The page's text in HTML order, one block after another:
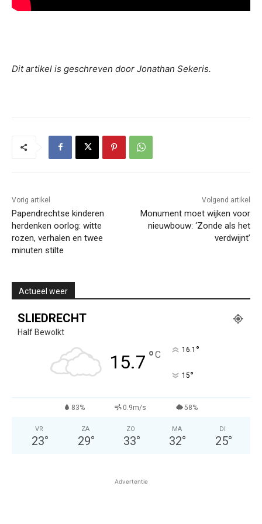
Dit artikel is geschreven door Jonathan Sekeris.
Vorig artikel
Papendrechtse kinderen
herdenken oorlog: witte
rozen, verhalen en twee
minuten stilte
Volgend artikel
Monument moet wijken voor
nieuwbouw: ‘Zonde als het
verdwijnt’
Actueel weer
SLIEDRECHT
Half Bewolkt
15.7 °C 16.1 °
15°
83% 0.9m/s 58%
VR
23°
ZA
29°
ZO
33°
MA
32°
DI
25°
Advertentie